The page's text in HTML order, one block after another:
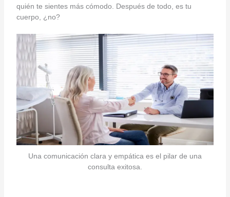
quién te sientes más cómodo. Después de todo, es tu
cuerpo, ¿no?
Una comunicación clara y empática es el pilar de una
consulta exitosa.